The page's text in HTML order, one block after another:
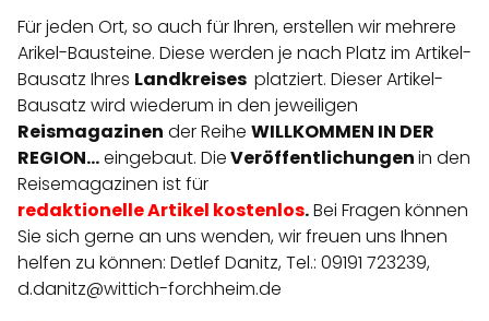
Für jeden Ort, so auch für Ihren, erstellen wir mehrere
Arikel-Bausteine. Diese werden je nach Platz im Artikel-
Bausatz Ihres Landkreises platziert. Dieser Artikel-
Bausatz wird wiederum in den jeweiligen
Reismagazinen der Reihe WILLKOMMEN IN DER
REGION...eingebaut. DieVeröffentlichungenin den
Reisemagazinen ist für
redaktionelleArtikel kostenlos.Bei Fragen können
Sie sich gerne an uns wenden, wir freuen uns Ihnen
helfen zu können: Detlef Danitz, Tel.: 09191 723239,
d.danitz@wittich-forchheim.de